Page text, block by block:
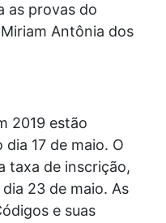
as provas do
Antônia dos
2019 estão
17 de maio. O
taxa de inscrição,
23 de maio. As
e suas